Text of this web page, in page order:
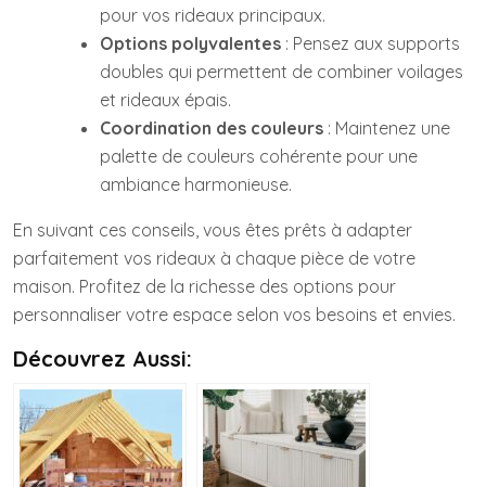
pour vos rideaux principaux.
Options polyvalentes : Pensez aux supports
doubles qui permettent de combiner voilages
et rideaux épais.
Coordination des couleurs : Maintenez une
palette de couleurs cohérente pour une
ambiance harmonieuse.
En suivant ces conseils, vous êtes prêts à adapter
parfaitement vos rideaux à chaque pièce de votre
maison. Profitez de la richesse des options pour
personnaliser votre espace selon vos besoins et envies.
Découvrez Aussi: